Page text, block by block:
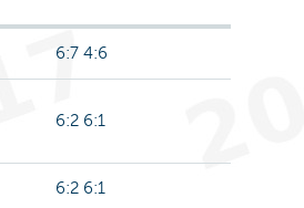
6:7 4:6
6:2 6:1
6:2 6:1